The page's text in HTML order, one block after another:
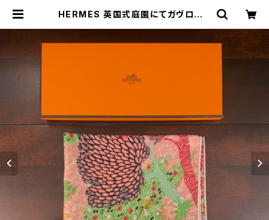
HERMES 英国式庭園にてガヴロッシ
ショップ・古着